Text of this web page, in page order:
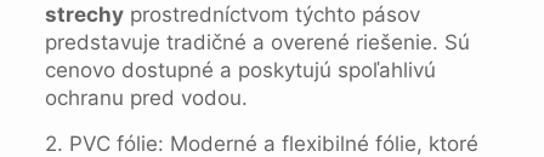
strechyprostredníctvom týchto pásov
predstavuje tradičné a overené riešenie. Sú
cenovo dostupné a poskytujú spoľahlivú
ochranu pred vodou.
2. PVC fólie: Moderné a flexibilné fólie, ktoré